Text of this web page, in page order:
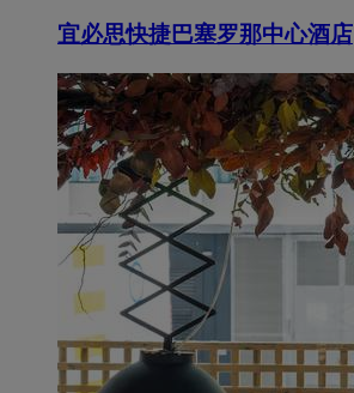
宜必思快捷巴塞罗那中心酒店